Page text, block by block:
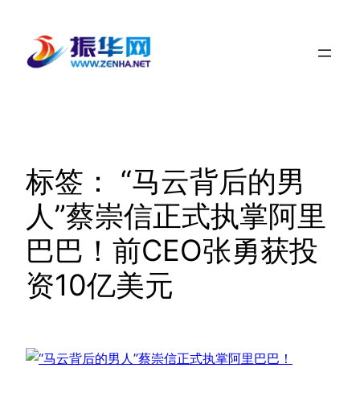
标签： “马云背后的男
人”蔡崇信正式执掌阿里
巴巴！前CEO张勇获投
资10亿美元